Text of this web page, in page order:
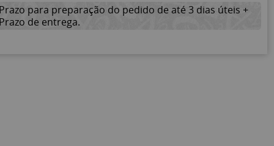
para preparação do pedido de até 3 dias úteis +
de entrega.